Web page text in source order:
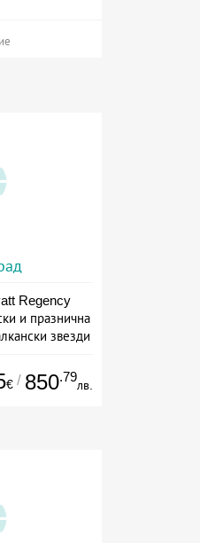
Regency
и празнична
звезди
€ / 850.79
лв.